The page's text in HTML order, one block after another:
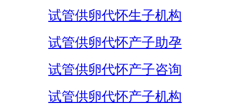
试管供卵代怀生子机构
试管供卵代怀产子助孕
试管供卵代怀产子咨询
试管供卵代怀产子机构